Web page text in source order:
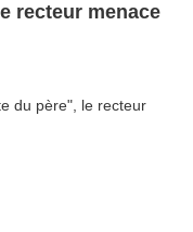
recteur menace